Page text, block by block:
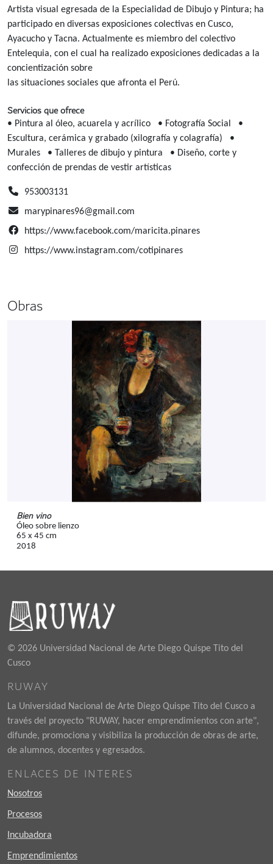
Artista visual egresada de la Especialidad de Dibujo y Pintura; ha
participado en diversas exposiciones colectivas en Cusco,
Ayacucho y Tacna. Actualmente es miembro del colectivo
Entelequia, con el cual ha realizado exposiciones dedicadas a la
concientización sobre
las situaciones sociales que afronta el Perú.
Servicios que ofrece
• Pintura al óleo, acuarela y acrílico • Fotografía Social
•
Escultura, cerámica y grabado (xilografía y colagrafía)
•
Murales
• Talleres de dibujo y pintura
• Diseño, corte y
confección de prendas de vestir artísticas
953003131
marypinares96@gmail.com
https://www.facebook.com/maricita.pinares
https://www.instagram.com/cotipinares
Obras
Bien vino
Óleo sobre lienzo
65 x 45 cm
2018
© 2026 Universidad Nacional de Arte Diego Quispe Tito del
Cusco
RUWAY
La Universidad Nacional de Arte Diego Quispe Tito del Cusco a
través del proyecto "RUWAY, hacer emprendimientos con arte",
difunde, promociona y visibiliza la producción de obras de arte,
de alumnos, docentes y egresados.
ENLACES DE INTERES
Nosotros
Procesos
Incubadora
Emprendimientos